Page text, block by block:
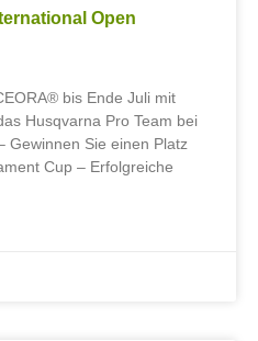
Open
bis Ende Juli mit
Husqvarna Pro Team bei
Gewinnen Sie einen Platz
Cup – Erfolgreiche